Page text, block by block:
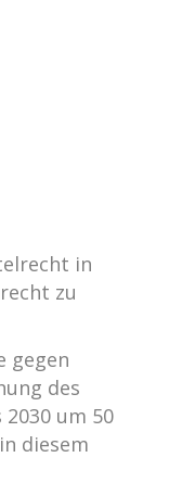
in
zu
gegen
des
um 50
diesem